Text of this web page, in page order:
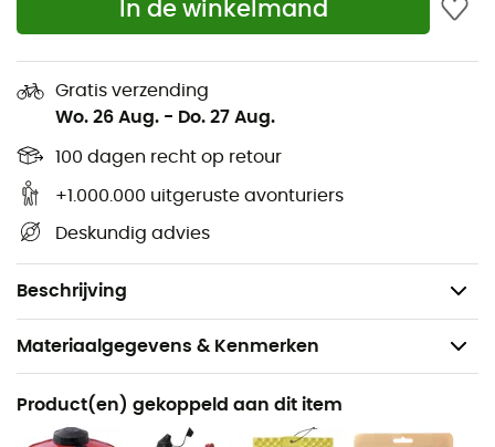
In de winkelmand
Gratis verzending
Wo. 26 Aug. - Do. 27 Aug.
100 dagen recht op retour
+1.000.000 uitgeruste avonturiers
Deskundig advies
Beschrijving
Gewicht: 500 g
Brandtijd: ongeveer 80 minuten
Kooktijd (1L): 3 minuten
Gekookt water voor 227 g brandstof: 22 liter
Gewicht: 590 g
Materiaalgegevens & Kenmerken
Aanbevolen voor
Trekking / Bergbeklimmen / Kamperen / Bivak
Product(en) gekoppeld aan dit item